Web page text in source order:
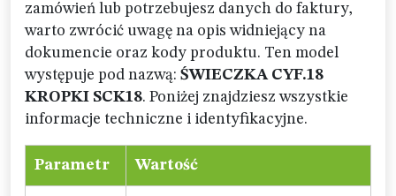
zamówień lub potrzebujesz danych do faktury,
warto zwrócić uwagę na opis widniejący na
dokumencie oraz kody produktu. Ten model
występuje pod nazwą: ŚWIECZKA CYF.18
KROPKI SCK18. Poniżej znajdziesz wszystkie
informacje techniczne i identyfikacyjne.
Parametr Wartość